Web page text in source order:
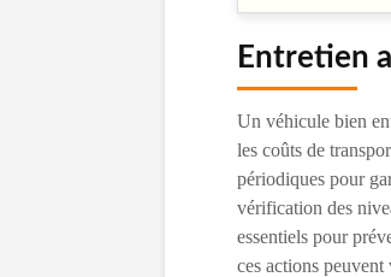
Entretien
Un véhicule bien
les coûts de
périodiques pour
vérification des
essentiels pour
ces actions peuvent